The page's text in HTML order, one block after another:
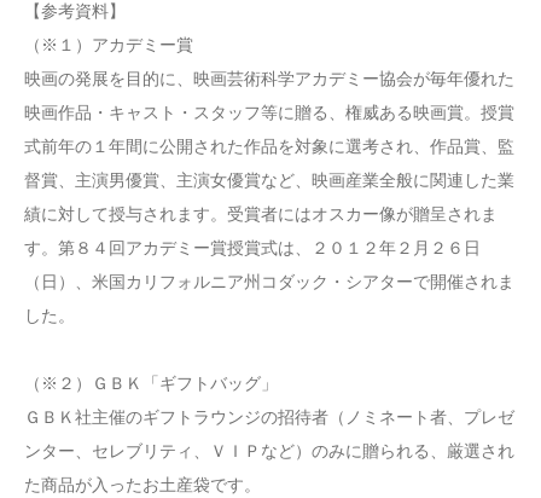
【参考資料】
（※１）アカデミー賞
映画の発展を目的に、映画芸術科学アカデミー協会が毎年優れた
映画作品・キャスト・スタッフ等に贈る、権威ある映画賞。授賞
式前年の１年間に公開された作品を対象に選考され、作品賞、監
督賞、主演男優賞、主演女優賞など、映画産業全般に関連した業
績に対して授与されます。受賞者にはオスカー像が贈呈されま
す。第８４回アカデミー賞授賞式は、２０１２年２月２６日
（日）、米国カリフォルニア州コダック・シアターで開催されま
した。
（※２）ＧＢＫ「ギフトバッグ」
ＧＢＫ社主催のギフトラウンジの招待者（ノミネート者、プレゼ
ンター、セレブリティ、ＶＩＰなど）のみに贈られる、厳選され
た商品が入ったお土産袋です。